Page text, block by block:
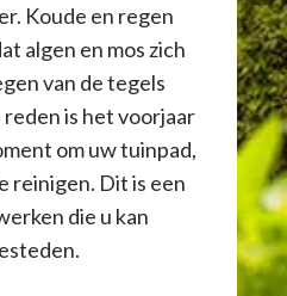
Koude en regen
algen en mos zich
van de tegels
is het voorjaar
om uw tuinpad,
reinigen. Dit is een
die u kan